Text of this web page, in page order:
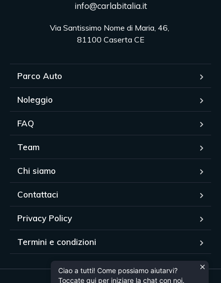
info@carlabitalia.it
Via Santissimo Nome di Maria, 46,
81100 Caserta CE
Parco Auto
Noleggio
FAQ
Team
Chi siamo
Contattaci
Privacy Policy
Termini e condizioni
Ciao a tutti! Come possiamo aiutarvi?
Toccate qui per iniziare la chat con noi.